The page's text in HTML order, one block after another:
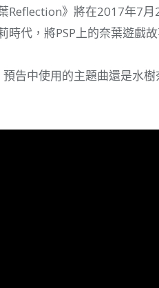
Reflection》將在2017年7月
代，將PSP上的奈葉遊戲
告中使用的主題曲還是水樹